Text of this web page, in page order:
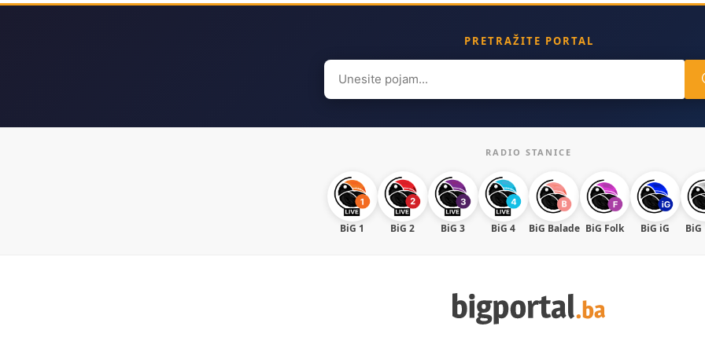
PRETRAŽITE PORTAL
Search
for:
RADIO STANICE
BiG 1 BiG 2 BiG 3 BiG 4 BiG Balade BiG Folk BiG iG BiG